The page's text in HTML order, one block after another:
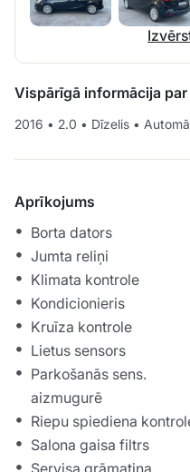
Vispārīgā informācija
2016 • 2.0 • Dīzelis •
Aprīkojums
Borta dators
Jumta reliņi
Klimata kontrole
Kondicionieris
Kruīza kontrole
Lietus sensors
Parkošanās sens.
aizmugurē
Riepu spiediena
Salona gaisa filtrs